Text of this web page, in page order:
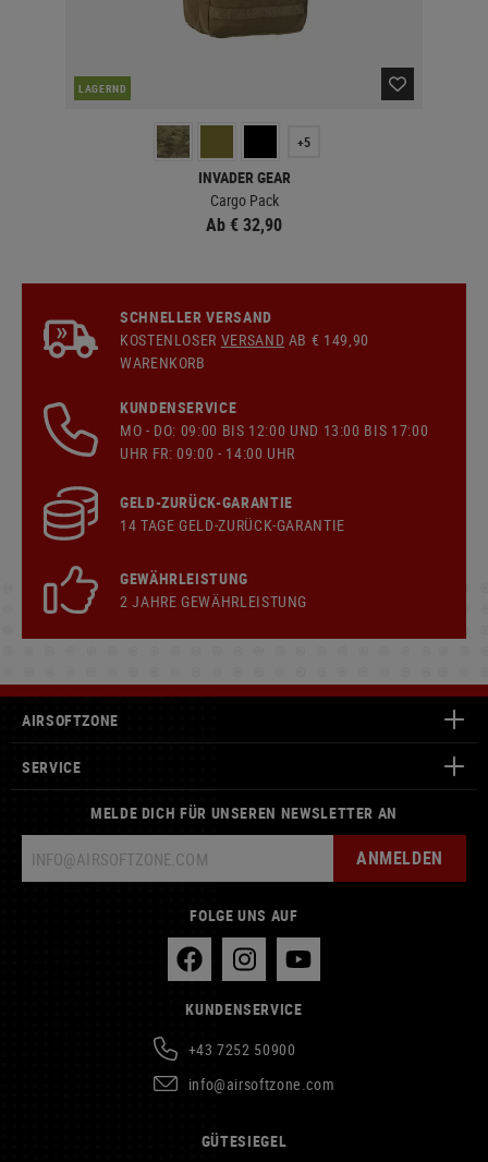
LAGERND
+5
INVADER GEAR
Cargo Pack
Ab € 32,90
SCHNELLER VERSAND
KOSTENLOSER VERSAND AB € 149,90
WARENKORB
KUNDENSERVICE
MO - DO: 09:00 BIS 12:00 UND 13:00 BIS 17:00
UHR FR: 09:00 - 14:00 UHR
GELD-ZURÜCK-GARANTIE
14 TAGE GELD-ZURÜCK-GARANTIE
GEWÄHRLEISTUNG
2 JAHRE GEWÄHRLEISTUNG
AIRSOFTZONE
SERVICE
MELDE DICH FÜR UNSEREN NEWSLETTER AN
ANMELDEN
FOLGE UNS AUF
KUNDENSERVICE
+43 7252 50900
info@airsoftzone.com
GÜTESIEGEL